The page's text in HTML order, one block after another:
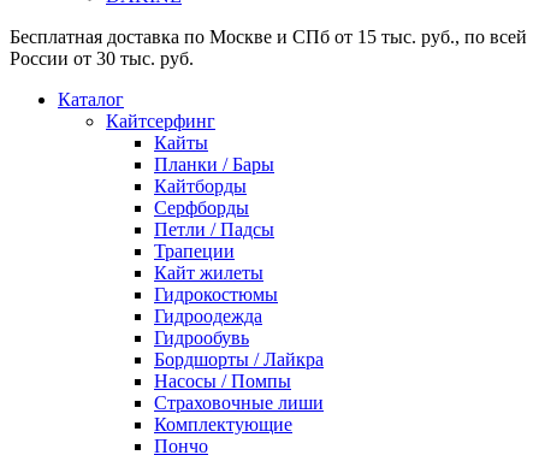
Бесплатная доставка по Москве и СПб от 15 тыс. руб., по всей
России от 30 тыс. руб.
Каталог
Кайтсерфинг
Кайты
Планки / Бары
Кайтборды
Серфборды
Петли / Падсы
Трапеции
Кайт жилеты
Гидрокостюмы
Гидроодежда
Гидрообувь
Бордшорты / Лайкра
Насосы / Помпы
Страховочные лиши
Комплектующие
Пончо